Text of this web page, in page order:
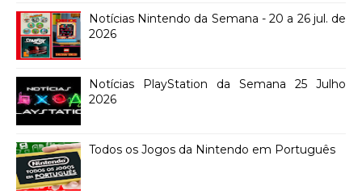
Notícias Nintendo da Semana - 20 a 26 jul. de
2026
Notícias PlayStation da Semana 25 Julho
2026
Todos os Jogos da Nintendo em Português